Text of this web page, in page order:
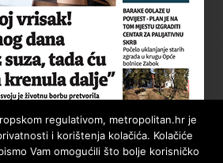
regulativom, metropolitan.hr je
i korištenja kolačića. Kolačiće
Vam omogućili što bolje korisničko